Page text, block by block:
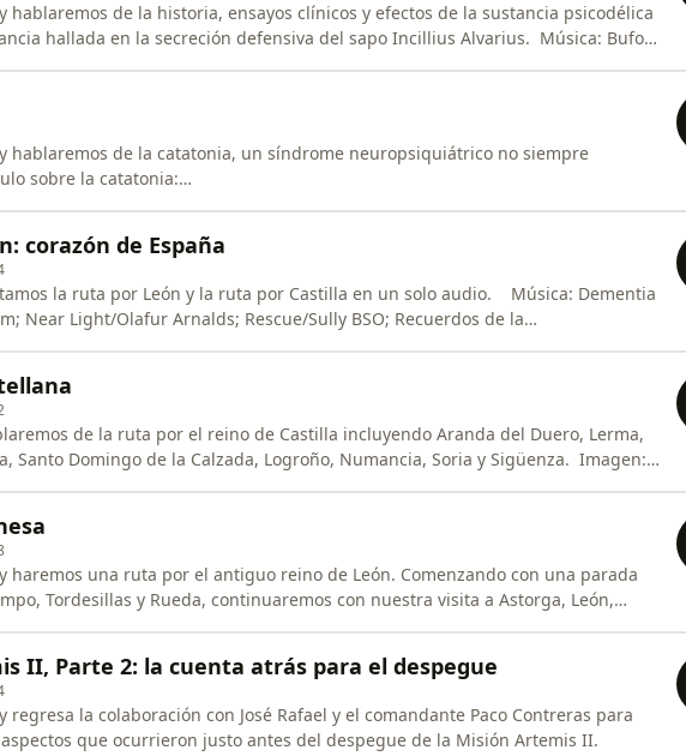
hablaremos de la historia, ensayos clínicos y efectos de la sustancia psicodélica
hallada en la secreción defensiva del sapo Incillius Alvarius. Música: Bufo
hablaremos de la catatonia, un síndrome neuropsiquiátrico no siempre
sobre la catatonia:
corazón de España
la ruta por León y la ruta por Castilla en un solo audio. Música: Dementia
Near Light/Olafur Arnalds; Rescue/Sully BSO; Recuerdos de la
de la ruta por el reino de Castilla incluyendo Aranda del Duero, Lerma,
Santo Domingo de la Calzada, Logroño, Numancia, Soria y Sigüenza. Imagen:
haremos una ruta por el antiguo reino de León. Comenzando con una parada
Tordesillas y Rueda, continuaremos con nuestra visita a Astorga, León,
Angelorum-Atr
II, Parte 2: la cuenta atrás para el despegue
regresa la colaboración con José Rafael y el comandante Paco Contreras para
que ocurrieron justo antes del despegue de la Misión Artemis II.